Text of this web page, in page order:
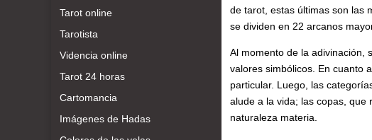
Tarot online
Tarotista
Videncia online
Tarot 24 horas
Cartomancia
Imágenes de Hadas
de tarot, estas últimas son las
se dividen en 22 arcanos
Al momento de la adivinación,
valores simbólicos. En cuanto
particular. Luego, las
alude a la vida; las copas, que
naturaleza materia.